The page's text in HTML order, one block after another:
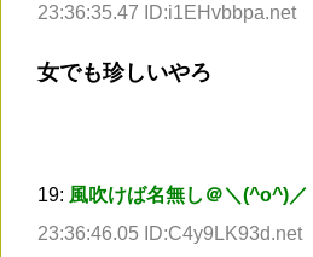
23:36:35.47 ID:i1EHvbbpa.net
女でも珍しいやろ
19: 風吹けば名無し＠＼(^o^)／
23:36:46.05 ID:C4y9LK93d.net